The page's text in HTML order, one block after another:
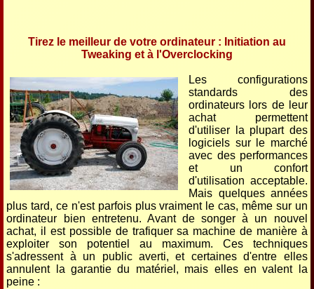
Tirez le meilleur de votre ordinateur : Initiation au
Tweaking et à l'Overclocking
Les configurations
standards des
ordinateurs lors de leur
achat permettent
d'utiliser la plupart des
logiciels sur le marché
avec des performances
et un confort
d'utilisation acceptable.
Mais quelques années
plus tard, ce n'est parfois plus vraiment le cas, même sur un
ordinateur bien entretenu. Avant de songer à un nouvel
achat, il est possible de trafiquer sa machine de manière à
exploiter son potentiel au maximum. Ces techniques
s'adressent à un public averti, et certaines d'entre elles
annulent la garantie du matériel, mais elles en valent la
peine :